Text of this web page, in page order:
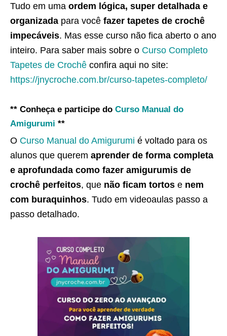
Tudo em uma ordem lógica, super detalhada e
organizada para você fazer tapetes de crochê
impecáveis. Mas esse curso não fica aberto o ano
inteiro. Para saber mais sobre o Curso Completo
Tapetes de Crochê confira aqui no site:
https://jnycroche.com.br/curso-tapetes-completo/
** Conheça e participe do Curso Manual do
Amigurumi **
O Curso Manual do Amigurumi é voltado para os
alunos que querem aprender de forma completa
e aprofundada como fazer amigurumis de
crochê perfeitos, que não ficam tortos e nem
com buraquinhos. Tudo em videoaulas passo a
passo detalhado.